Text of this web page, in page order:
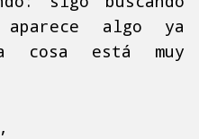
algo ya
cosa está muy